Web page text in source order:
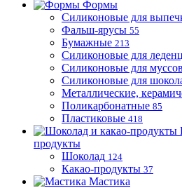
Формы
Силиконовые для
Фальш-ярусы 55
Бумажные 213
Силиконовые для
Силиконовые для
Силиконовые для
Металлические,
Поликарбонатные 85
Пластиковые 418
продукты
Шоколад 124
Какао-продукты 37
Мастика